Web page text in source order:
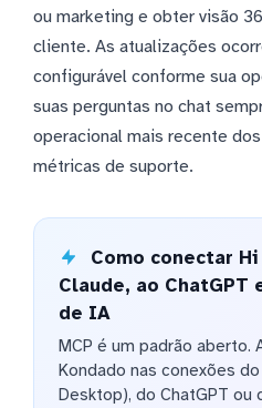
ou marketing e obter visão
cliente. As atualizações
configurável conforme sua
suas perguntas no chat
operacional mais recente
métricas de suporte.
Como conectar
Claude, ao
de IA
MCP é um padrão aberto.
Kondado nas conexões
Desktop), do ChatGPT ou